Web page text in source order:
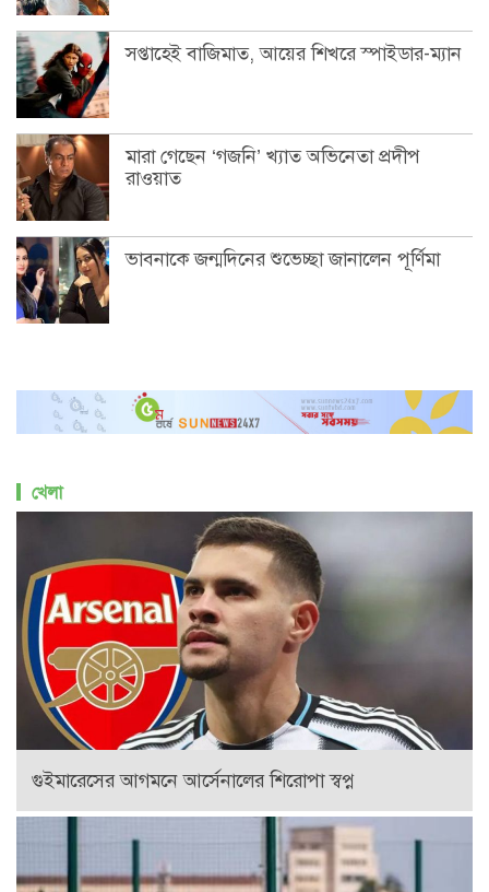
সপ্তাহেই বাজিমাত, আয়ের শিখরে স্পাইডার-ম্যান
মারা গেছেন ‘গজনি’ খ্যাত অভিনেতা প্রদীপ
রাওয়াত
ভাবনাকে জন্মদিনের শুভেচ্ছা জানালেন পূর্ণিমা
খেলা
গুইমারেসের আগমনে আর্সেনালের শিরোপা স্বপ্ন